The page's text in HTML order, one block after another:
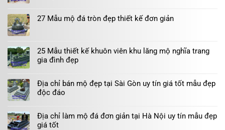
27 Mẫu mộ đá tròn đẹp thiết kế đơn giản
25 Mẫu thiết kế khuôn viên khu lăng mộ nghĩa trang
gia đình đẹp
Địa chỉ bán mộ đẹp tại Sài Gòn uy tín giá tốt mẫu đẹp
độc đáo
Địa chỉ làm mộ đá đơn giản tại Hà Nội uy tín mẫu đẹp
giá tốt